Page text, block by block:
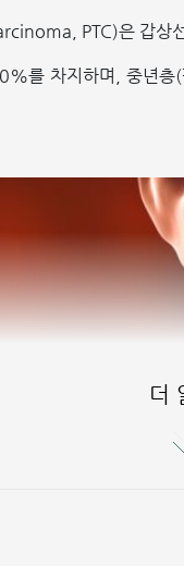
PTC)은 갑상
를 차지하며, 중년
더